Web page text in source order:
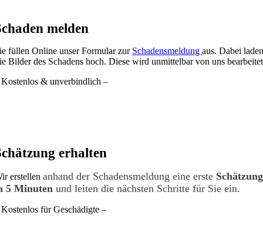
melden
füllen Online unser Formular zur Schadensmeldungaus. Dabei
Bilder des Schadens hoch. Diese wird unmittelbar von uns
& unverbindlich –
erhalten
erstellenanhand der Schadensmeldung eine erste Schätzung
5 Minuten und leiten die nächsten Schritte für Sie ein.
für Geschädigte –